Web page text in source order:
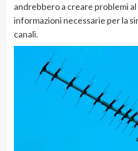
andrebbero a creare problemi
informazioni necessarie per la
canali.